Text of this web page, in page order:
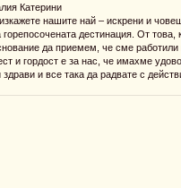
Катерини
нашите най – искрени и
горепосочената дестинация. От
да приемем, че сме
и гордост е за нас, че имахме
и все така да радвате с